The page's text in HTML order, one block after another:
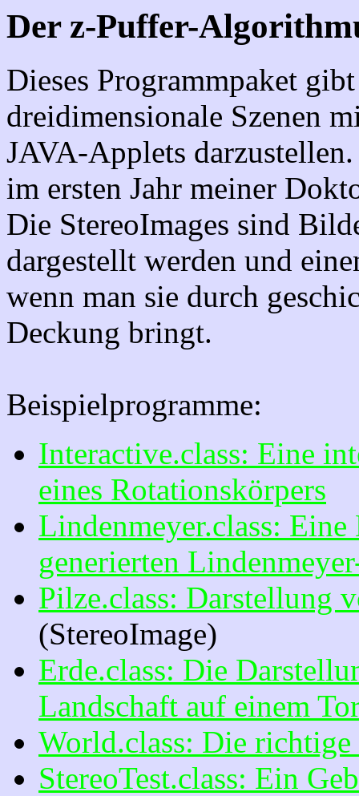
Der z-Puffer-
Dieses Programmpaket
dreidimensionale Szenen
JAVA-Applets
im ersten Jahr meiner
Die StereoImages sind
dargestellt werden und
wenn man sie durch
Deckung bringt.
Beispielprogramme:
Interactive.class: Eine
eines Rotationskörpers
Lindenmeyer.class:
generierten
Pilze.class: Darstellung
(StereoImage)
Erde.class: Die
Landschaft auf einem
World.class: Die
StereoTest.class: Ein